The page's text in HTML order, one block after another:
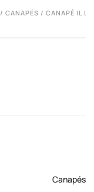
/ CANAPÉS / CANAPÉ IL
VIEW 360°
Canapés